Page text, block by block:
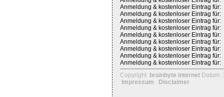
Anmeldung & kostenloser Eintrag für:
Anmeldung & kostenloser Eintrag für:
Anmeldung & kostenloser Eintrag für:
Anmeldung & kostenloser Eintrag für:
Anmeldung & kostenloser Eintrag für:
Anmeldung & kostenloser Eintrag für:
Anmeldung & kostenloser Eintrag für:
Anmeldung & kostenloser Eintrag für:
Anmeldung & kostenloser Eintrag für:
Copyright brainbyte internet Datum:
Impressum
Disclaimer